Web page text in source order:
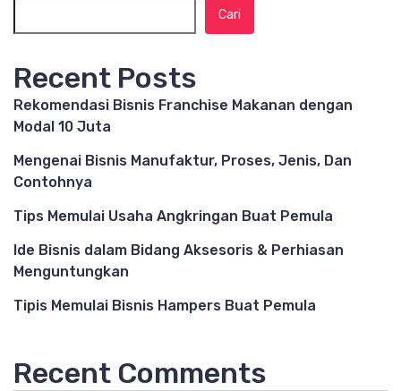
Cari
Recent Posts
Rekomendasi Bisnis Franchise Makanan dengan
Modal 10 Juta
Mengenai Bisnis Manufaktur, Proses, Jenis, Dan
Contohnya
Tips Memulai Usaha Angkringan Buat Pemula
Ide Bisnis dalam Bidang Aksesoris & Perhiasan
Menguntungkan
Tipis Memulai Bisnis Hampers Buat Pemula
Recent Comments